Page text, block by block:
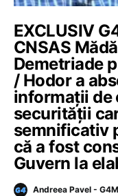
EXCLUSIV
CNSAS
Demetriade
/ Hodor a
informații de
securității
semnificativ
că a fost
Guvern la
Andreea Pavel -